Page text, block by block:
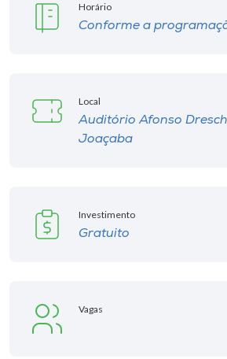
Horário
Conforme a
Local
Auditório Afonso
Joaçaba
Investimento
Gratuito
Vagas